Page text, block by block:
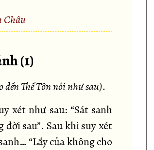
Châu
(1)
đến Thế Tôn nói như sau).
xét như sau: “Sát sanh
sau”. Sau khi suy xét
“Lấy của không cho